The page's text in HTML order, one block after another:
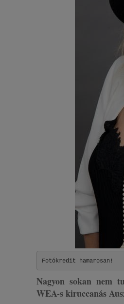
Fotókredit hamarosan!
Nagyon sokan nem
WEA-s kiruccanás